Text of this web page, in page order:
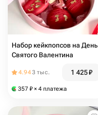
Набор кейкпопсов на День
Святого Валентина
4.943 тыс. 1 425₽
357 ₽ × 4 платежа